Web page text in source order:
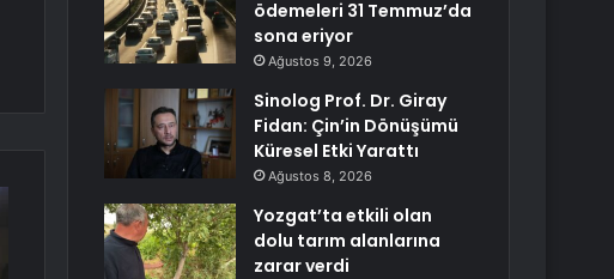
ödemeleri 31 Temmuz’da
sona eriyor
Ağustos 9, 2026
Sinolog Prof. Dr. Giray
Fidan: Çin’in Dönüşümü
Küresel Etki Yarattı
Ağustos 8, 2026
Yozgat’ta etkili olan
dolu tarım alanlarına
zarar verdi